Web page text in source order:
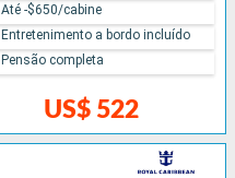
US$ 522
Até -$650/cabine
Entretenimento a bordo incluído
Pensão completa